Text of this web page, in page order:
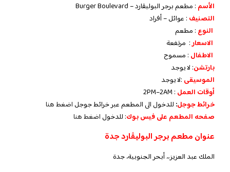
الأسم : مطعم برجر البوليڤارد – Burger Boulevard
التصنيف : عوائل – أفراد
النوع : مطعم
الاسعار: مرتفعة
الاطفال : مسموح
بارتشن: لا يوجد
الموسيقى :لا يوجد
أوقات العمل : 2PM–2AM
خرائط جوجل: للدخول الى المطعم عبر خرائط جوجل اضغط هنا
صفحه المطعم على فيس بوك: للدخولاضغط هنا
عنوان مطعم برجر البوليڤارد جدة
الملك عبد العزيز،، أبحر الجنوبية، جدة